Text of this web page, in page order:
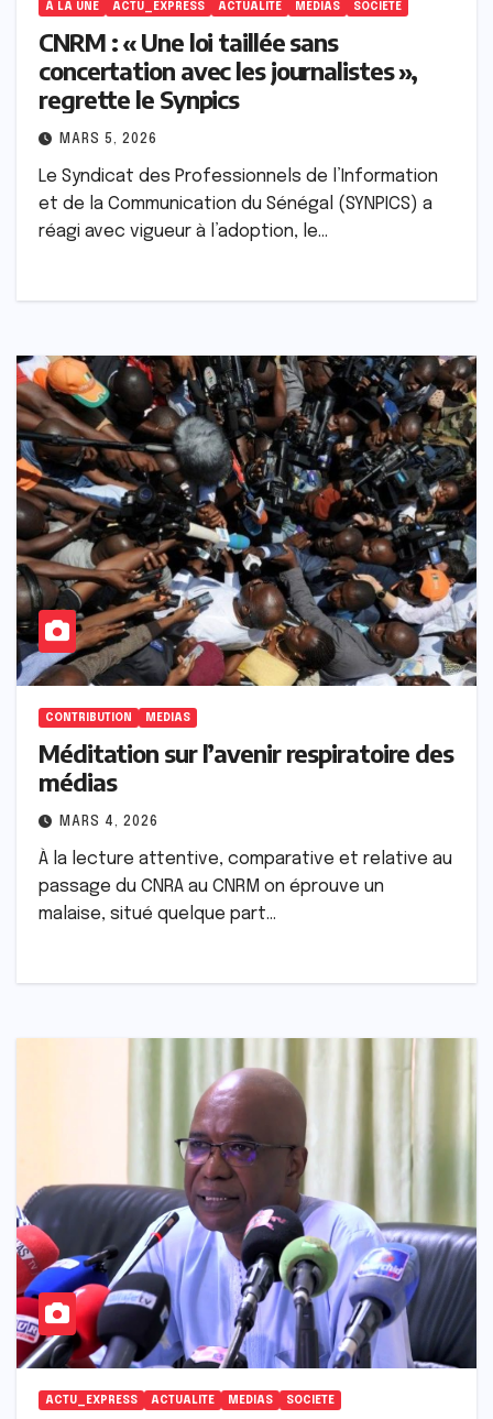
À LA UNE ACTU_EXPRESS ACTUALITE MEDIAS SOCIETE
CNRM : « Une loi taillée sans
concertation avec les journalistes »,
regrette le Synpics
MARS 5, 2026
Le Syndicat des Professionnels de l’Information
et de la Communication du Sénégal (SYNPICS) a
réagi avec vigueur à l’adoption, le…
CONTRIBUTION MEDIAS
Méditation sur l’avenir respiratoire des
médias
MARS 4, 2026
À la lecture attentive, comparative et relative au
passage du CNRA au CNRM on éprouve un
malaise, situé quelque part…
ACTU_EXPRESS ACTUALITE MEDIAS SOCIETE